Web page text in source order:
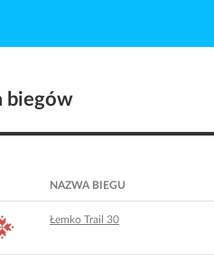
biegów
NAZWA BIEGU
Łemko Trail 30